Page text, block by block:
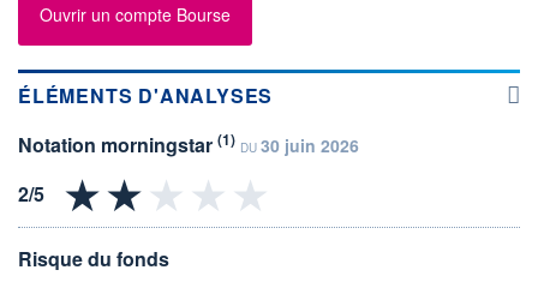
Ouvrir un compte Bourse
ÉLÉMENTS D'ANALYSES
Notation morningstar (1) DU 30 juin 2026
Risque du fonds